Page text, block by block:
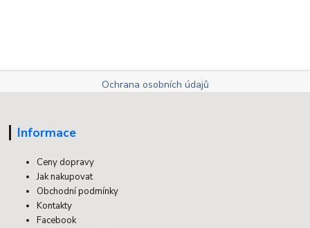
Ochrana osobních údajů
Informace
Ceny dopravy
Jak nakupovat
Obchodní podmínky
Kontakty
Facebook